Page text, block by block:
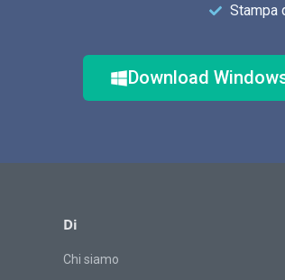
Stampa
Download
Di
Chi siamo